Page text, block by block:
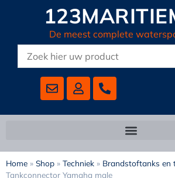
De meest complete
Home » Shop » Techniek » Brandstoftanks en
Tankconnector Yamaha male